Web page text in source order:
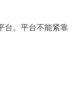
台。平台不能紧靠